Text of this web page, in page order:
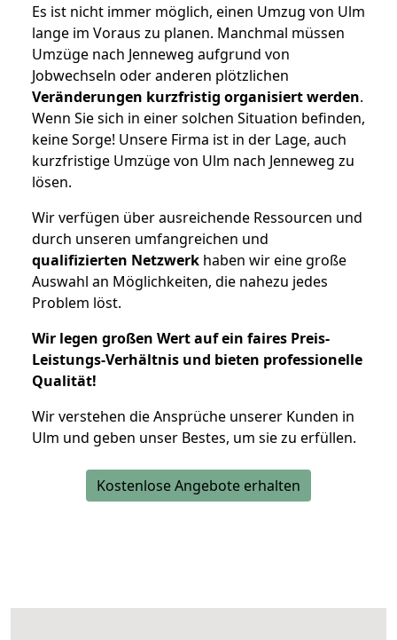
Es ist nicht immer möglich, einen Umzug von Ulm
lange im Voraus zu planen. Manchmal müssen
Umzüge nach Jenneweg aufgrund von
Jobwechseln oder anderen plötzlichen
Veränderungen kurzfristig organisiert werden.
Wenn Sie sich in einer solchen Situation befinden,
keine Sorge! Unsere Firma ist in der Lage, auch
kurzfristige Umzüge von Ulm nach Jenneweg zu
lösen.
Wir verfügen über ausreichende Ressourcen und
durch unseren umfangreichen und
qualifizierten Netzwerk haben wir eine große
Auswahl an Möglichkeiten, die nahezu jedes
Problem löst.
Wir legen großen Wert auf ein faires Preis-
Leistungs-Verhältnis und bieten professionelle
Qualität!
Wir verstehen die Ansprüche unserer Kunden in
Ulm und geben unser Bestes, um sie zu erfüllen.
Kostenlose Angebote erhalten